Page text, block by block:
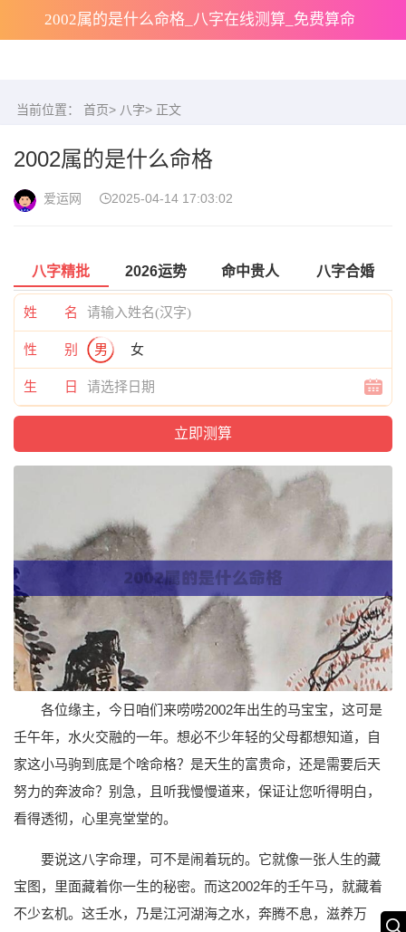
2002属的是什么命格_八字在线测算_免费算命
当前位置： 首页> 八字> 正文
2002属的是什么命格
爱运网 2025-04-14 17:03:02
八字精批 2026运势 命中贵人 八字合婚
姓 名
性 别 男 女
生 日
各位缘主，今日咱们来唠唠2002年出生的马宝宝，这可是
壬午年，水火交融的一年。想必不少年轻的父母都想知道，自
家这小马驹到底是个啥命格？是天生的富贵命，还是需要后天
努力的奔波命？别急，且听我慢慢道来，保证让您听得明白，
看得透彻，心里亮堂堂的。
要说这八字命理，可不是闹着玩的。它就像一张人生的藏
宝图，里面藏着你一生的秘密。而这2002年的壬午马，就藏着
不少玄机。这壬水，乃是江河湖海之水，奔腾不息，滋养万